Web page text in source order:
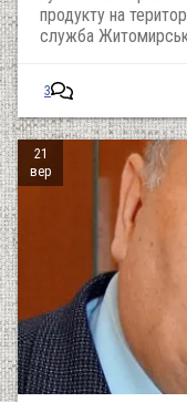
продукту на
служба
3
21
вер